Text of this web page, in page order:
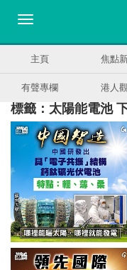
主頁 焦點
有聲專欄 港人
標籤：太陽能電池